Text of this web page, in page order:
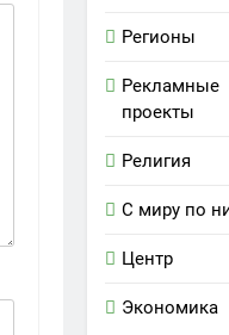
Регионы
Рекламные
проекты
Религия
С миру по
Центр
Экономика